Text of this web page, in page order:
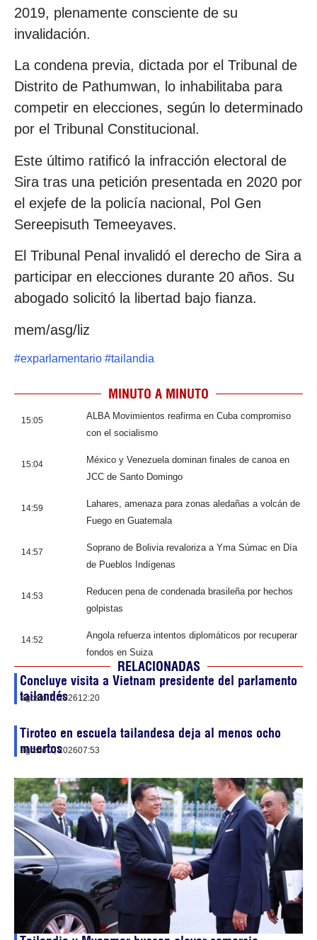
2019, plenamente consciente de su
invalidación.
La condena previa, dictada por el Tribunal de
Distrito de Pathumwan, lo inhabilitaba para
competir en elecciones, según lo determinado
por el Tribunal Constitucional.
Este último ratificó la infracción electoral de
Sira tras una petición presentada en 2020 por
el exjefe de la policía nacional, Pol Gen
Sereepisuth Temeeyaves.
El Tribunal Penal invalidó el derecho de Sira a
participar en elecciones durante 20 años. Su
abogado solicitó la libertad bajo fianza.
mem/asg/liz
#exparlamentario #tailandia
MINUTO A MINUTO
15:05
ALBA Movimientos reafirma en Cuba compromiso
con el socialismo
15:04
México y Venezuela dominan finales de canoa en
JCC de Santo Domingo
14:59
Lahares, amenaza para zonas aledañas a volcán de
Fuego en Guatemala
14:57
Soprano de Bolivia revaloriza a Yma Súmac en Día
de Pueblos Indígenas
14:53
Reducen pena de condenada brasileña por hechos
golpistas
14:52
Angola refuerza intentos diplomáticos por recuperar
fondos en Suiza
RELACIONADAS
Concluye visita a Vietnam presidente del parlamento
tailandés
agosto 7, 202612:20
Tiroteo en escuela tailandesa deja al menos ocho
muertos
agosto 7, 202607:53